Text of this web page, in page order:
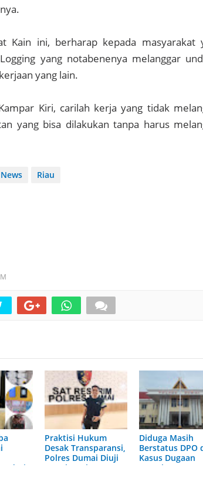
Kain ini, berharap kepada masyarakat
yang notabenenya melanggar
yang lain.
Kiri, carilah kerja yang tidak
yang bisa dilakukan tanpa harus
News Riau
dari
Praktisi Hukum
Desak Transparansi,
Polres Dumai Diuji
Bongkar Aktor
Diduga Masih
Berstatus DPO
Kasus Dugaan
Pemalsuan